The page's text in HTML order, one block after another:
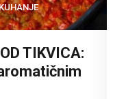
TIKVICA: